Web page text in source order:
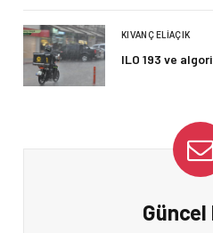
KIVANÇ ELIAÇIK
ILO 193 ve
Güncel